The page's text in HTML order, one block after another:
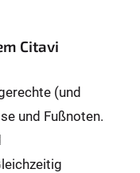
Citavi
(und
und Fußnoten.